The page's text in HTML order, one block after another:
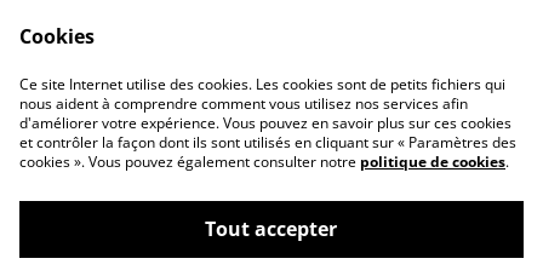
Politique de
confidentialité
Politique de cookies
Cookies
Ce site Internet utilise des cookies. Les cookies sont de petits fichiers qui
nous aident à comprendre comment vous utilisez nos services afin
d'améliorer votre expérience. Vous pouvez en savoir plus sur ces cookies
et contrôler la façon dont ils sont utilisés en cliquant sur « Paramètres des
cookies ». Vous pouvez également consulter notre politique de cookies.
Tout accepter